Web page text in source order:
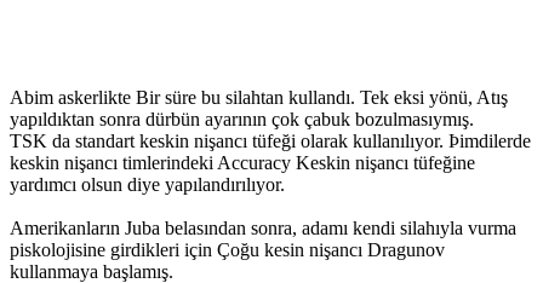
Abim askerlikte Bir süre bu silahtan kullandı. Tek eksi yönü, Atış
yapıldıktan sonra dürbün ayarının çok çabuk bozulmasıymış.
TSK da standart keskin nişancı tüfeği olarak kullanılıyor. Þimdilerde
keskin nişancı timlerindeki Accuracy Keskin nişancı tüfeğine
yardımcı olsun diye yapılandırılıyor.
Amerikanların Juba belasından sonra, adamı kendi silahıyla vurma
piskolojisine girdikleri için Çoğu kesin nişancı Dragunov
kullanmaya başlamış.